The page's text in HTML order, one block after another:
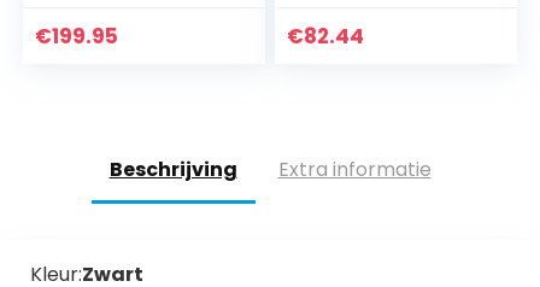
Bluetooth-
€199.95 €82.44
Beschrijving Extra informatie
Kleur:Zwart